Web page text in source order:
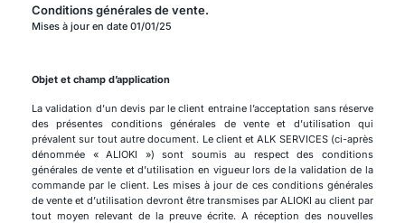
Conditions générales de vente.
Mises à jour en date 01/01/25
Objet et champ d’application
La validation d’un devis par le client entraine l’acceptation sans réserve
des présentes conditions générales de vente et d’utilisation qui
prévalent sur tout autre document. Le client et ALK SERVICES (ci-après
dénommée « ALIOKI ») sont soumis au respect des conditions
générales de vente et d’utilisation en vigueur lors de la validation de la
commande par le client. Les mises à jour de ces conditions générales
de vente et d’utilisation devront être transmises par ALIOKI au client par
tout moyen relevant de la preuve écrite. A réception des nouvelles